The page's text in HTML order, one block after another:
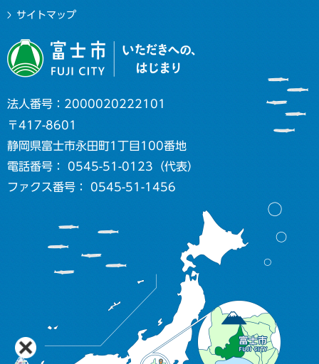
サイトマップ
法人番号：2000020222101
〒417-8601
静岡県富士市永田町1丁目100番地
電話番号： 0545-51-0123（代表）
ファクス番号： 0545-51-1456